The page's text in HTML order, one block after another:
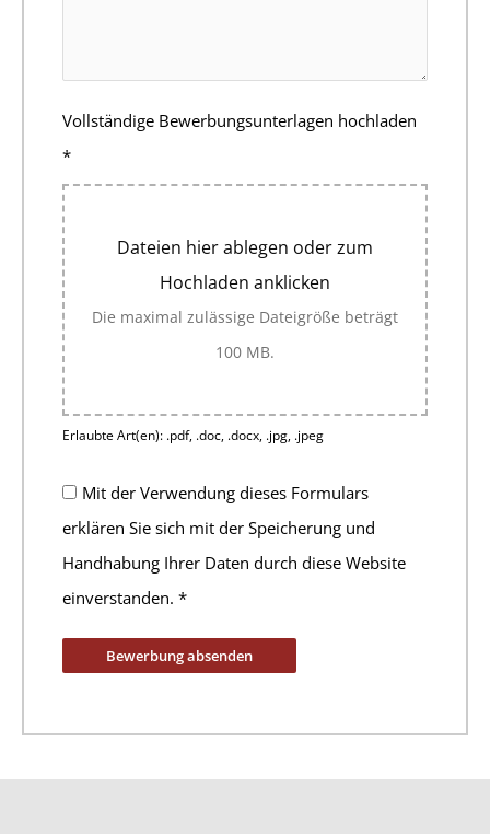
Vollständige Bewerbungsunterlagen hochladen
*
Dateien hier ablegen oder zum
Hochladen anklicken
Die maximal zulässige Dateigröße beträgt
100 MB.
Erlaubte Art(en): .pdf, .doc, .docx, .jpg, .jpeg
Mit der Verwendung dieses Formulars
erklären Sie sich mit der Speicherung und
Handhabung Ihrer Daten durch diese Website
einverstanden. *